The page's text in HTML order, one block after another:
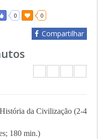
0 0
Compartilhar
da Civilização (2-4
180 min.)